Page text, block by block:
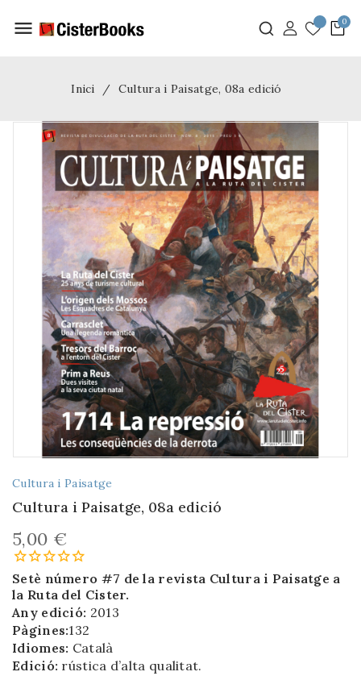
menu
Inici Cultura i Paisatge, 08a edició
Cultura i Paisatge
Cultura i Paisatge, 08a edició
5,00 €
Setè número #7 de la revista Cultura i Paisatge a
la Ruta del Cister.
Any edició: 2013
Pàgines:132
Idiomes: Català
Edició: rústica d’alta qualitat.